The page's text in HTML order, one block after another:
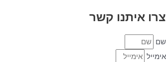
צרו איתנו קשר
שם
אימייל